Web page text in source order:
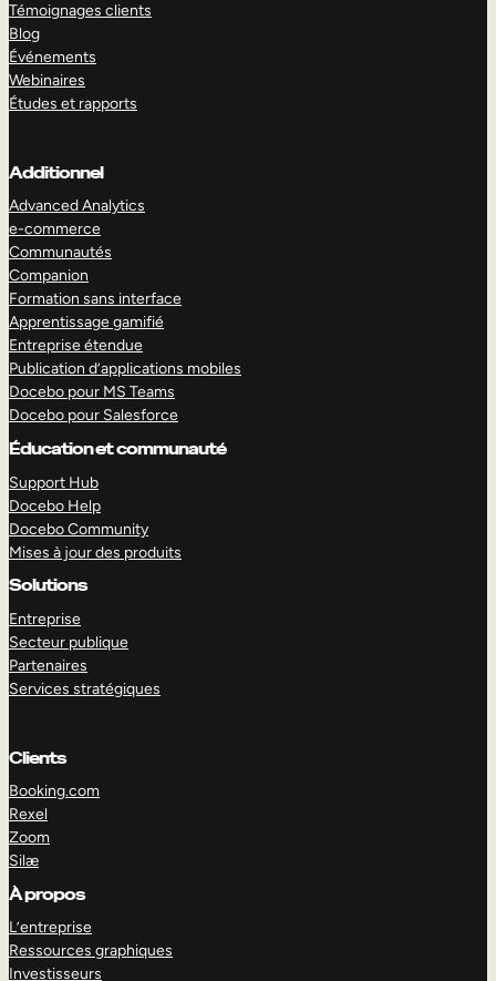
Témoignages clients
Blog
Événements
Webinaires
Études et rapports
Additionnel
Advanced Analytics
e-commerce
Communautés
Companion
Formation sans interface
Apprentissage gamifié
Entreprise étendue
Publication d’applications mobiles
Docebo pour MS Teams
Docebo pour Salesforce
Éducation et communauté
Support Hub
Docebo Help
Docebo Community
Mises à jour des produits
Solutions
Entreprise
Secteur publique
Partenaires
Services stratégiques
Clients
Booking.com
Rexel
Zoom
Silæ
À propos
L’entreprise
Ressources graphiques
Investisseurs